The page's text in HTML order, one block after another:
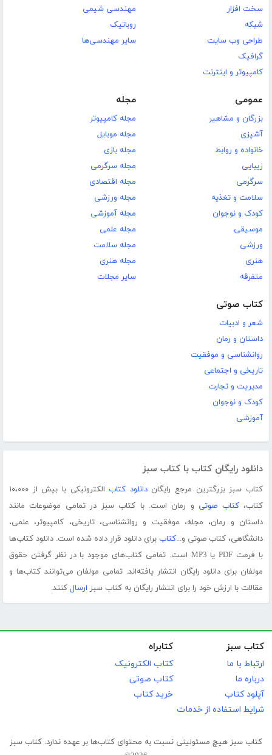
سخت افزار
شبکه
طراحی وب سایت
گرافیک
کامپیوتر و اینترنت
مهندسی شیمی
روباتیک
سایر مهندسی‌ها
عمومی
بزرگان و مشاهیر
آشپزی
خانواده و روابط
زیبایی
سرگرمی
سلامت و تغذیه
کودک و نوجوان
موسیقی
ورزشی
هنری
متفرقه
مجله
مجله کامپیوتر
مجله موبایل
مجله بازی
مجله سرگرمی
مجله اقتصادی
مجله ورزشی
مجله آموزشی
مجله علمی
مجله سلامت
مجله هنری
سایر مجلات
کتاب صوتی
شعر و ادبیات
داستان و رمان
روانشناسی و موفقیت
تاریخی و اجتماعی
مدیریت و تجارت
کودک و نوجوان
آموزشی
دانلود رایگان کتاب با کتاب سبز
کتاب سبز بزرگترین مرجع رایگاندانلود کتاب
الکترونیکی با بیش از ۱۰،۰۰۰
کتاب،کتاب صوتی و رمان است. با کتاب سبز در تمامی موضوعات مانند
داستان و رمان، مجله، موفقیت و روانشناسی، تاریخی، کامپیوتر، علمی،
دانشگاهی، کتاب صوتی و...کتاب برای دانلود قرار داده شده است. دانلود کتاب‌ها
با فرمت PDF یا MP3 است. تمامی کتاب‌های موجود با در نظر گرفتن حقوق
مولفان برای دانلود رایگان انتشار یافته‌اند. تمامی مولفان می‌توانند کتاب‌ها و
مقالات با ارزش خود را برای انتشار رایگان به کتاب سبز ارسال کنند.
کتاب سبز
ارتباط با ما
درباره ما
آپلود کتاب
شرایط استفاده از خدمات
کتابراه
کتاب الکترونیک
کتاب صوتی
خرید کتاب
کتاب سبز هیچ مسئولیتی نسبت به محتوای کتاب‌ها بر عهده ندارد. کتاب سبز